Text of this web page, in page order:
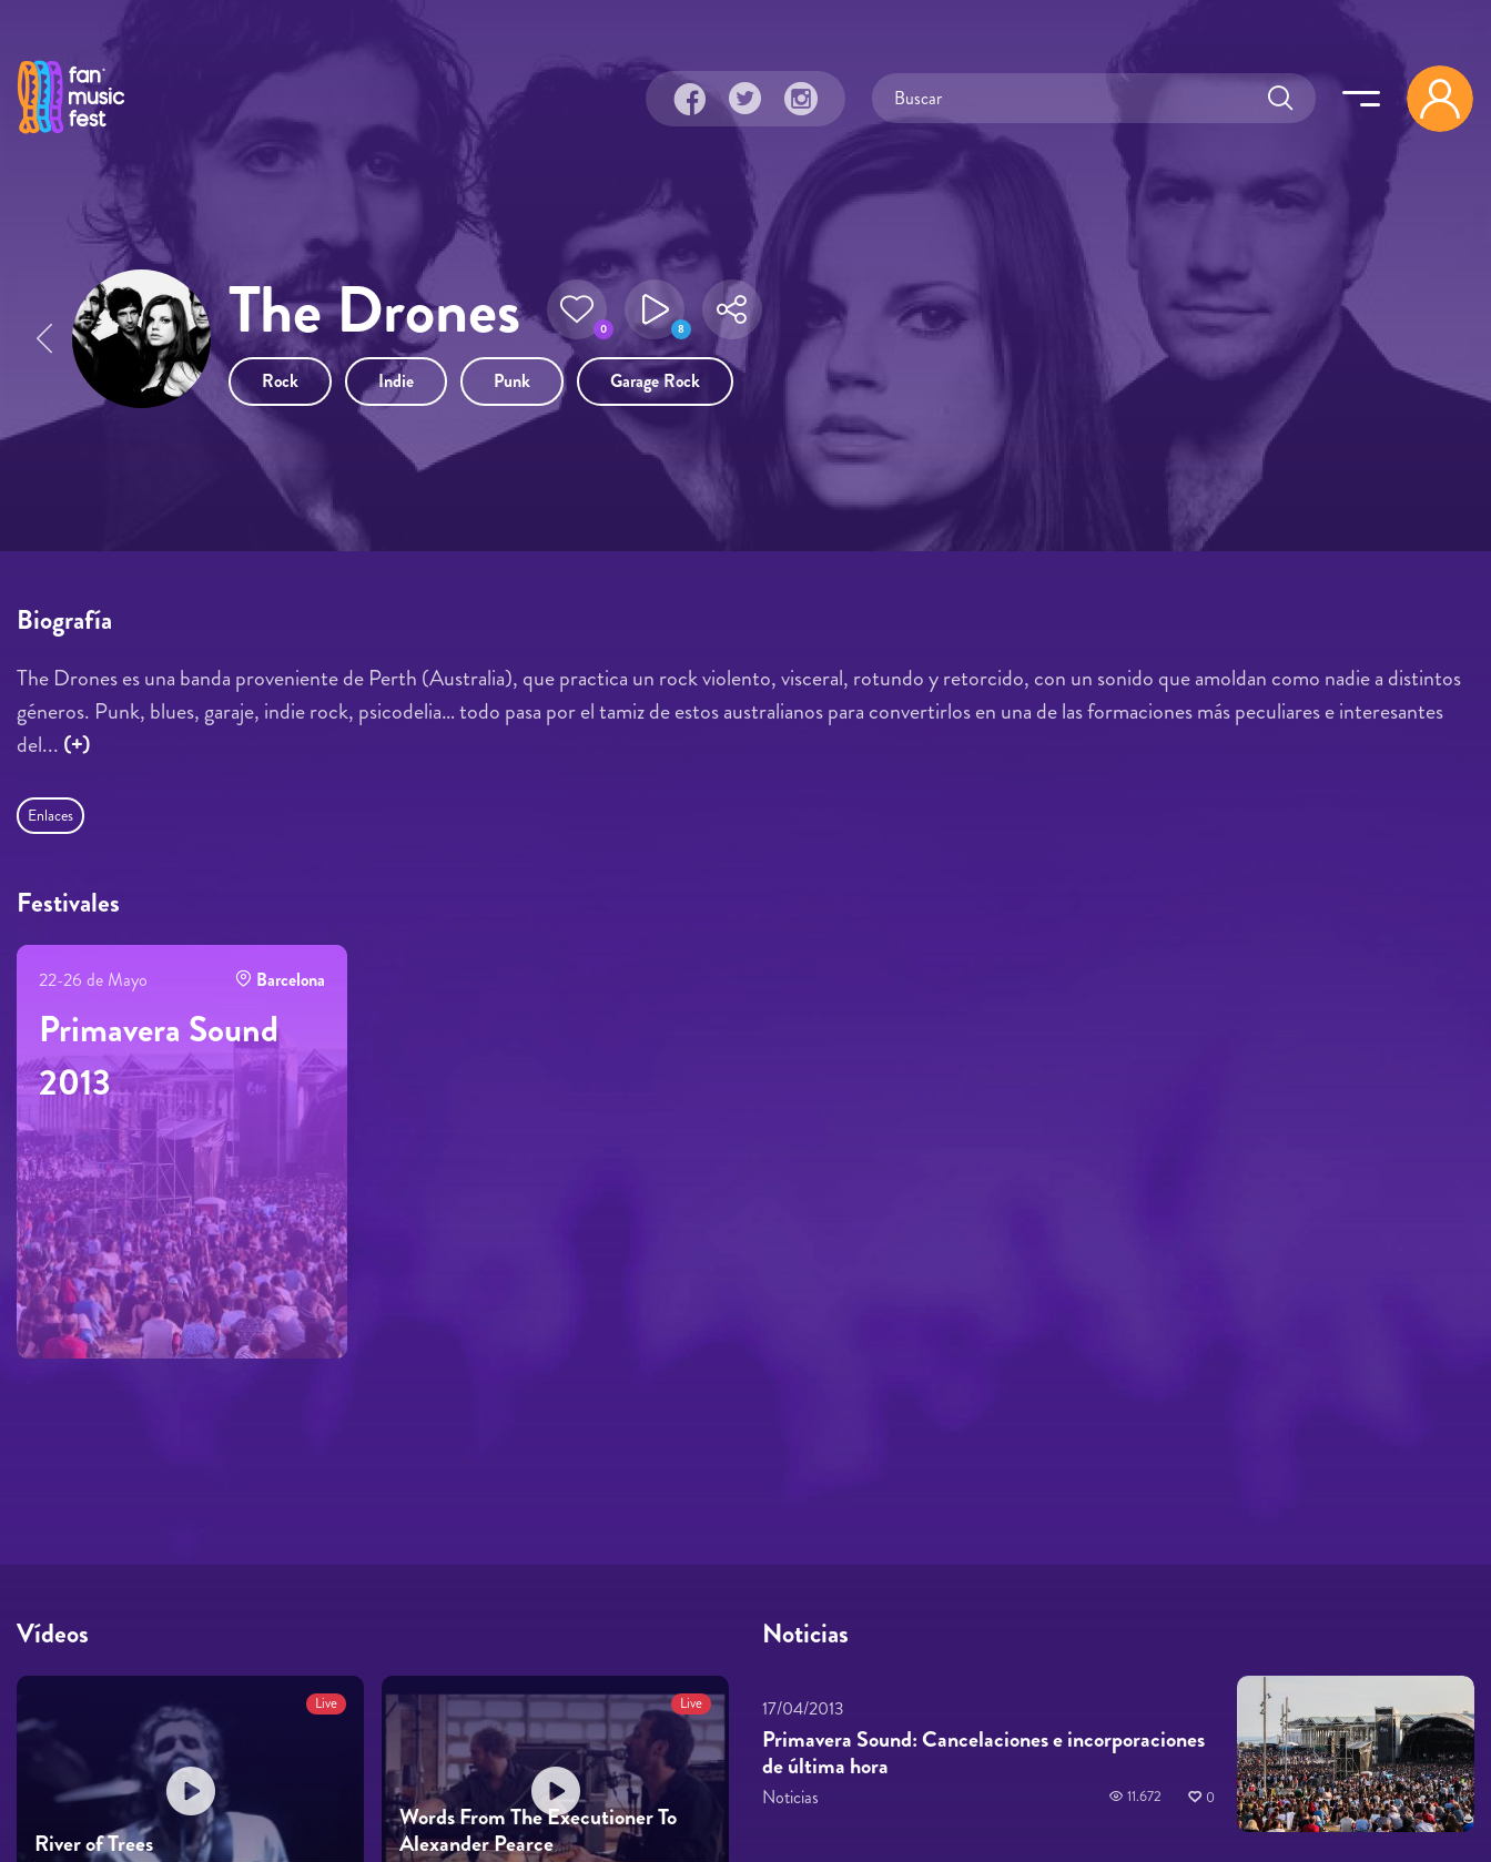
Pasar al contenido principal
The Drones 0 8
Rock Indie Punk Garage Rock
Biografía
The Drones es una banda proveniente de Perth (Australia), que practica un rock violento, visceral, rotundo y retorcido, con un sonido que amoldan como nadie a distintos
géneros. Punk, blues, garaje, indie rock, psicodelia… todo pasa por el tamiz de estos australianos para convertirlos en una de las formaciones más peculiares e interesantes
del... (+)
Enlaces
Festivales
22-26 de Mayo Barcelona
Primavera Sound
2013
Noticias
17/04/2013
Primavera Sound: Cancelaciones e incorporaciones
de última hora
Noticias 11.672 0
Vídeos
Live
River of Trees
Live
Words From The Executioner To
Alexander Pearce